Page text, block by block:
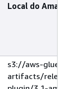
Local do
s3://aws-glue-
artifacts/